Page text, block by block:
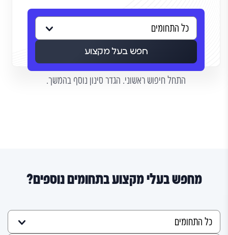
חפש בעל מקצוע
התחל חיפוש ראשוני. הגדר סינון נוסף בהמשך.
מחפש בעלי מקצוע בתחומים נוספים?